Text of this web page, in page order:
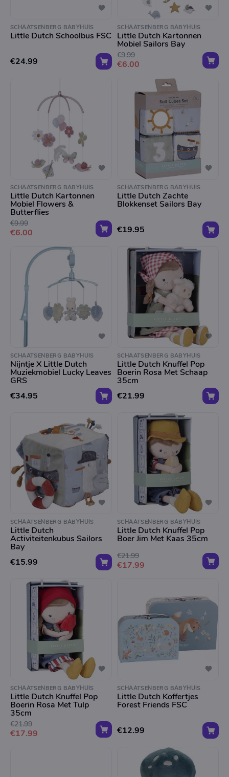
SCHAATSENBERG BABYHUIS
Little Dutch Schoolbus FSC
€24.99
SCHAATSENBERG BABYHUIS
Little Dutch Kartonnen
Mobiel Sailors Bay
€9.99
€6.00
SCHAATSENBERG BABYHUIS
Little Dutch Kartonnen
Mobiel Flowers &
Butterflies
€9.99
€6.00
SCHAATSENBERG BABYHUIS
Little Dutch Zachte
Blokkenset Sailors Bay
€19.95
SCHAATSENBERG BABYHUIS
Nijntje X Little Dutch
Muziekmobiel Lucky Leaves
GRS
€34.95
SCHAATSENBERG BABYHUIS
Little Dutch Knuffel Pop
Boerin Rosa Met Schaap
35cm
€21.99
SCHAATSENBERG BABYHUIS
Little Dutch
Activiteitenkubus Sailors
Bay
€15.99
SCHAATSENBERG BABYHUIS
Little Dutch Knuffel Pop
Boer Jim Met Kaas 35cm
€21.99
€17.99
SCHAATSENBERG BABYHUIS
Little Dutch Knuffel Pop
Boerin Rosa Met Tulp
35cm
€21.99
€17.99
SCHAATSENBERG BABYHUIS
Little Dutch Koffertjes
Forest Friends FSC
€12.99